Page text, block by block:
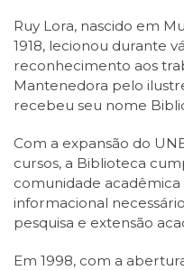
Ruy Lora, nascido em
1918, lecionou durante
reconhecimento aos
Mantenedora pelo
recebeu seu nome
Com a expansão do
cursos, a Biblioteca
comunidade
informacional
pesquisa e extensão
Em 1998, com a